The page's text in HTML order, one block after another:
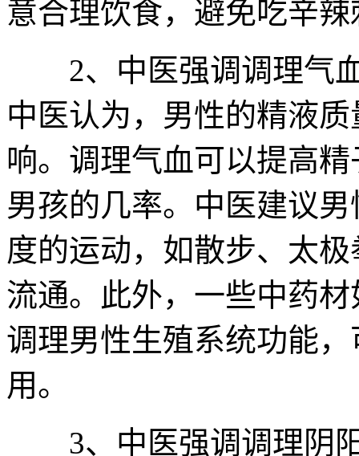
意合理饮食，避免吃辛
2、中医强调调理气血
中医认为，男性的精液
响。调理气血可以提高
男孩的几率。中医建议
度的运动，如散步、太
流通。此外，一些中药
调理男性生殖系统功能
用。
3、中医强调调理阴阳